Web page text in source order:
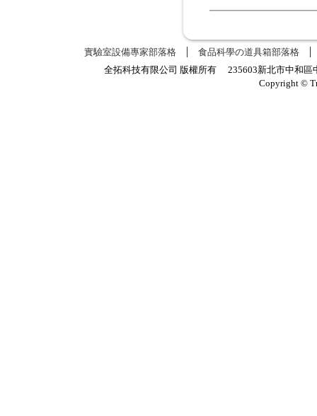
實驗室設備專家部落格
食品科學の道具箱部落格
全拓科技有限公司 版權所有 235603新北市中和
Copyright ©